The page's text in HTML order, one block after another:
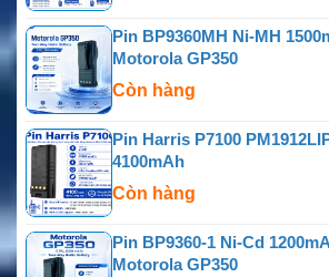
Pin BP9360MH Ni-MH
Motorola GP350
Còn hàng
Pin Harris P7100
4100mAh
Còn hàng
Pin BP9360-1 Ni-Cd
Motorola GP350